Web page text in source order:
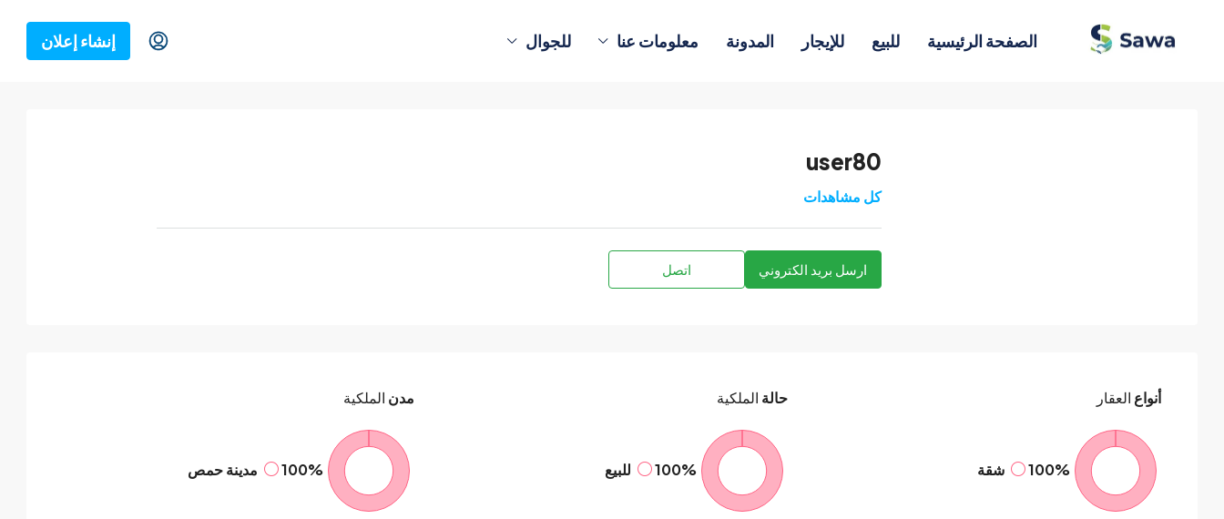
الصفحة الرئيسية للبيع للإيجار المدونة معلومات عنا للجوال إنشاء إعلان
user80
كل مشاهدات
ارسل بريد الكتروني اتصل
أنواع العقار
100% شقة
حالة الملكية
100% للبيع
مدن الملكية
100% مدينة حمص